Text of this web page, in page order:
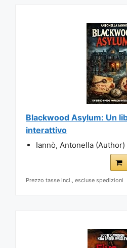
Blackwood Asylum: Un
interattivo
Iannò, Antonella (Author)
Prezzo tasse incl., escluse spedizioni